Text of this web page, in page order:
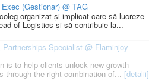
(Gestionar) @ TAG
organizat și implicat care să lucreze
of Logistics și să contribuie la...
Partnerships Specialist @ Flaminjoy
is to help clients unlock new growth
through the right combination of... [detalii]